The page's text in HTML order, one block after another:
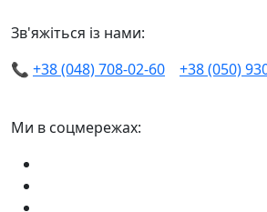
Зв'яжіться із нами:
📞 +38 (048) 708-02-60 +38 (050)
Ми в соцмережах: